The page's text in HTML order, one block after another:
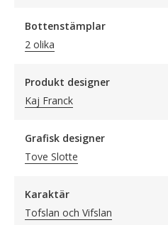
Bottenstämplar
2 olika
Produkt designer
Kaj Franck
Grafisk designer
Tove Slotte
Karaktär
Tofslan och Vifslan